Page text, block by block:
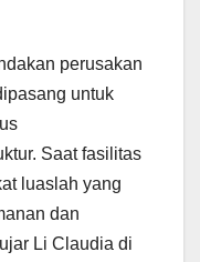
perusakan
untuk
Saat fasilitas
luaslah yang
dan
Li Claudia di